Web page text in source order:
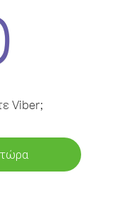
Viber;